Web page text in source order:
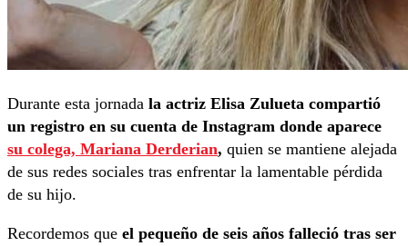
Durante esta jornada la actriz Elisa Zulueta compartió
un registro en su cuenta de Instagram donde aparece
su colega, Mariana Derderian, quien se mantiene alejada
de sus redes sociales tras enfrentar la lamentable pérdida
de su hijo.
Recordemos que el pequeño de seis años falleció tras ser